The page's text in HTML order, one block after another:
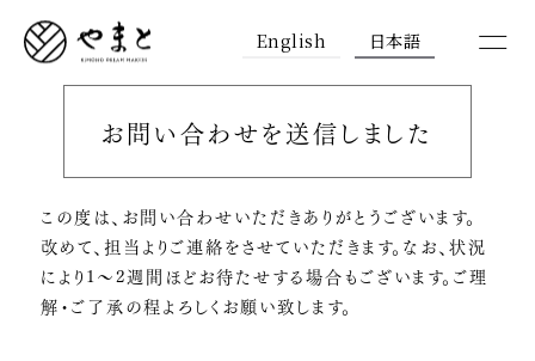
English 日本語
お問い合わせを送信しました
この度は、お問い合わせいただきありがとうございます。
改めて、担当よりご連絡をさせていただきます。なお、状況
により1～2週間ほどお待たせする場合もございます。ご理
解・ご了承の程よろしくお願い致します。